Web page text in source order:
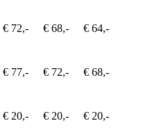
€ 72,- € 68,- € 64,-
€ 77,- € 72,- € 68,-
€ 20,- € 20,- € 20,-